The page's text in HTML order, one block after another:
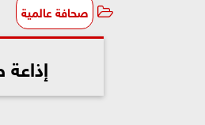
صحافة عالمية